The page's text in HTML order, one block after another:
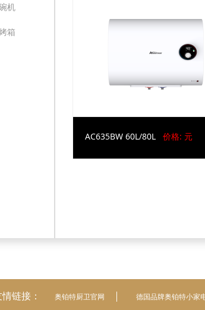
机
箱
AC635BW 60L/80L 价格: 元
链接： 奥铂特厨卫官网 德国品牌奥铂特小家